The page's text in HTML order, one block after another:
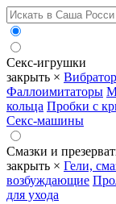
Секс-игрушки
закрыть ×
Фаллоимитаторы
кольца Пробки с
Секс-машины
Смазки и
закрыть × Гели,
возбуждающие
для ухода